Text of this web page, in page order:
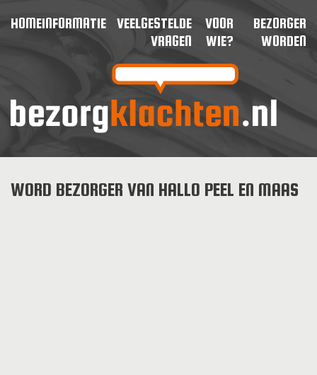
HOMEINFORMATIE
VEELGESTELDE
VRAGEN
VOOR
WIE?
BEZORGER
WORDEN
WORD BEZORGER VAN HALLO PEEL EN MAAS